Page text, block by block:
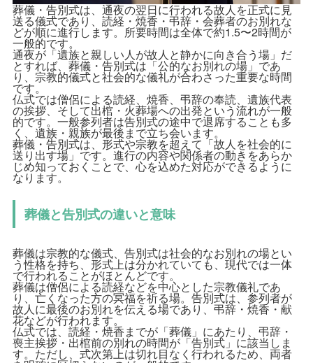
葬儀・告別式は、通夜の翌日に行われる故人を正式に見
送る儀式であり、読経・焼香・弔辞・会葬者のお別れな
どが順に進行します。所要時間は全体で約1.5〜2時間が
一般的です。
通夜が「遺族と親しい人が故人と静かに向き合う場」だ
とすれば、葬儀・告別式は「公的なお別れの場」であ
り、宗教的儀式と社会的な儀礼が合わさった重要な時間
です。
仏式では僧侶による読経、焼香、弔辞の奉読、遺族代表
の挨拶、そして出棺・火葬場への出発という流れが一般
的です。一般参列者は告別式の途中で退席することも多
く、遺族・親族が最後まで立ち会います。
葬儀・告別式は、形式や宗教を超えて「故人を社会的に
送り出す場」です。進行の内容や関係者の動きをあらか
じめ知っておくことで、心を込めた対応ができるように
なります。
葬儀と告別式の違いと意味
葬儀は宗教的な儀式、告別式は社会的なお別れの場とい
う性格を持ち、形式上は分かれていても、現代では一体
で行われることがほとんどです。
葬儀は僧侶による読経などを中心とした宗教儀礼であ
り、亡くなった方の冥福を祈る場。告別式は、参列者が
故人に最後のお別れを伝える場であり、弔辞・焼香・献
花などが行われます。
仏式では、読経・焼香までが「葬儀」にあたり、弔辞・
喪主挨拶・出棺前の別れの時間が「告別式」に該当しま
す。ただし、式次第上は切れ目なく行われるため、両者